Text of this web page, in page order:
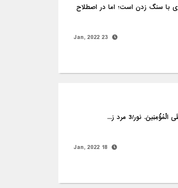
با سنگ زدن است؛ اما در اصطلاح
23 Jan, 2022
18 Jan, 2022